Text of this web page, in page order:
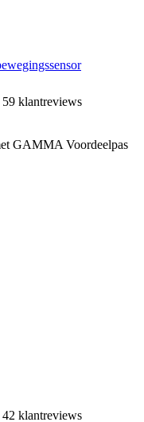
59 klantreviews
GAMMA Voordeelpas
42 klantreviews